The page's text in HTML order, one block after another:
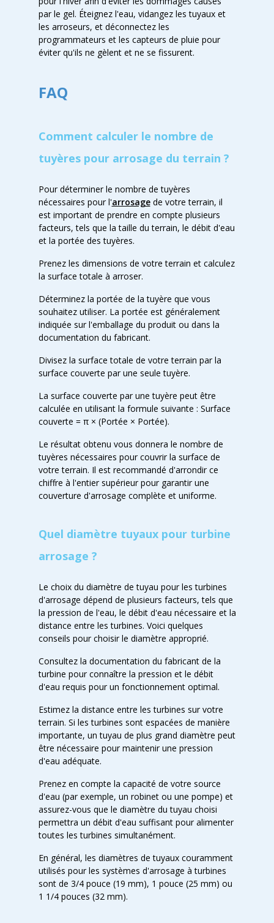
par le gel. Éteignez l'eau, vidangez les tuyaux et
les arroseurs, et déconnectez les
programmateurs et les capteurs de pluie pour
éviter qu'ils ne gèlent et ne se fissurent.
FAQ
Comment calculer le nombre de
tuyères pour arrosage du terrain ?
Pour déterminer le nombre de tuyères
nécessaires pour l'arrosagede votre terrain, il
est important de prendre en compte plusieurs
facteurs, tels que la taille du terrain, le débit d'eau
et la portée des tuyères.
Prenez les dimensions de votre terrain et calculez
la surface totale à arroser.
Déterminez la portée de la tuyère que vous
souhaitez utiliser. La portée est généralement
indiquée sur l'emballage du produit ou dans la
documentation du fabricant.
Divisez la surface totale de votre terrain par la
surface couverte par une seule tuyère.
La surface couverte par une tuyère peut être
calculée en utilisant la formule suivante : Surface
couverte = π × (Portée × Portée).
Le résultat obtenu vous donnera le nombre de
tuyères nécessaires pour couvrir la surface de
votre terrain. Il est recommandé d'arrondir ce
chiffre à l'entier supérieur pour garantir une
couverture d'arrosage complète et uniforme.
Quel diamètre tuyaux pour turbine
arrosage ?
Le choix du diamètre de tuyau pour les turbines
d'arrosage dépend de plusieurs facteurs, tels que
la pression de l'eau, le débit d'eau nécessaire et la
distance entre les turbines. Voici quelques
conseils pour choisir le diamètre approprié.
Consultez la documentation du fabricant de la
turbine pour connaître la pression et le débit
d'eau requis pour un fonctionnement optimal.
Estimez la distance entre les turbines sur votre
terrain. Si les turbines sont espacées de manière
importante, un tuyau de plus grand diamètre peut
être nécessaire pour maintenir une pression
d'eau adéquate.
Prenez en compte la capacité de votre source
d'eau (par exemple, un robinet ou une pompe) et
assurez-vous que le diamètre du tuyau choisi
permettra un débit d'eau suffisant pour alimenter
toutes les turbines simultanément.
En général, les diamètres de tuyaux couramment
utilisés pour les systèmes d'arrosage à turbines
sont de 3/4 pouce (19 mm), 1 pouce (25 mm) ou
1 1/4 pouces (32 mm).